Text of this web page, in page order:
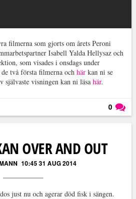
filmerna som gjorts om årets Peroni
Isabell Yalda Hellysaz och
som visades i onsdags under
två första filmerna och härkan ni se
självaste visningen kan ni läsa här.
0
OVER AND OUT
10:45 31 AUG 2014
just nu och agerar död fisk i sängen.